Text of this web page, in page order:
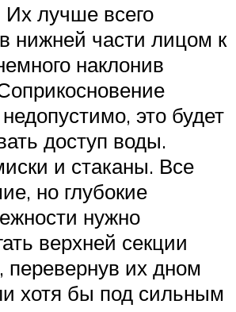
Их лучше всего
нижней части лицом к
наклонив
это будет
доступ воды.
и стаканы. Все
но глубокие
нужно
верхней секции
их дном
хотя бы под сильным